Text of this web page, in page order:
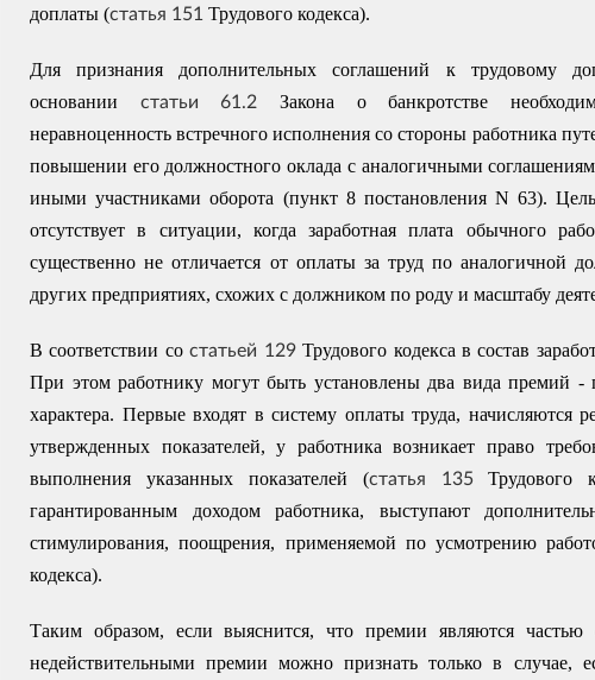
доплаты (статья 151 Трудового кодекса).
Для признания дополнительных соглашений к трудовому
основании статьи 61.2
Закона о банкротстве
неравноценность встречного исполнения со стороны работника
повышении его должностного оклада с аналогичными
иными участниками оборота (пункт 8 постановления N 63).
отсутствует в ситуации, когда заработная плата обычного
существенно не отличается от оплаты за труд по аналогичной
других предприятиях, схожих с должником по роду и масштабу
В соответствии состатьей 129 Трудового кодекса в состав
При этом работнику могут быть установлены два вида премий -
характера. Первые входят в систему оплаты труда, начисляются
утвержденных показателей, у работника возникает право
выполнения указанных показателей (статья 135
Трудового
гарантированным доходом работника, выступают
стимулирования, поощрения, применяемой по усмотрению
кодекса).
Таким образом, если выяснится, что премии являются
недействительными премииможно признать только в случае,